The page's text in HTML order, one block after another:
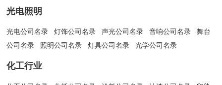
光电照明
光电公司名录 灯饰公司名录 声光公司名录 音响公司名录
舞台
公司名录
照明公司名录 灯具公司名录 光学公司名录
化工行业